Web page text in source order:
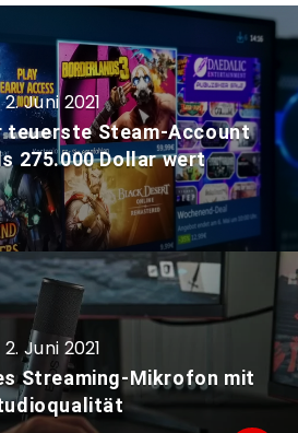
2. Juni 2021
teuerste Steam-Account
275.000 Dollar wert
2. Juni 2021
Streaming-Mikrofon mit